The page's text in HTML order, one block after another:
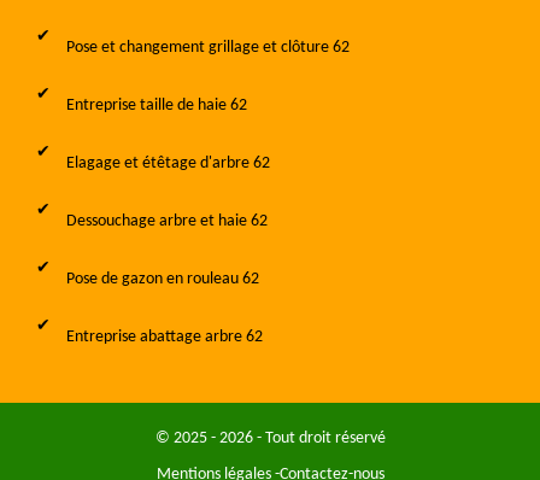
Pose et changement grillage et clôture 62
Entreprise taille de haie 62
Elagage et étêtage d'arbre 62
Dessouchage arbre et haie 62
Pose de gazon en rouleau 62
Entreprise abattage arbre 62
© 2025 - 2026 - Tout droit réservé
Mentions légales-Contactez-nous